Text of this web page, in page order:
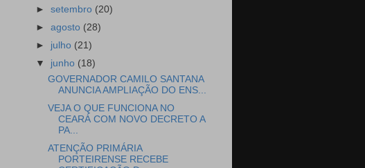
►setembro (20)
►agosto (28)
► julho (21)
▼ junho (18)
GOVERNADOR CAMILO SANTANA
ANUNCIA AMPLIAÇÃO DO ENS...
VEJA O QUE FUNCIONA NO
CEARÁ COM NOVO DECRETO A
PA...
ATENÇÃO PRIMÁRIA
PORTEIRENSE RECEBE